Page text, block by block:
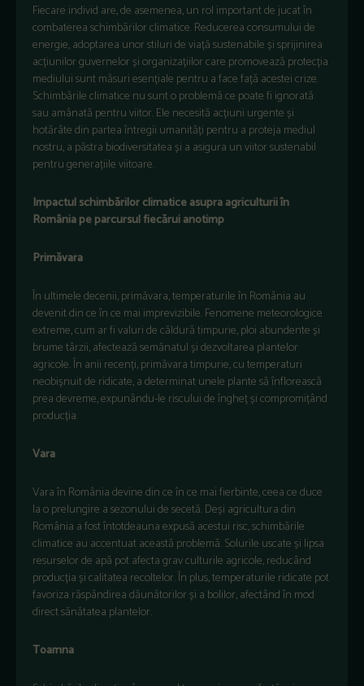
Fiecare individ are, de asemenea, un rol important de jucat în
combaterea schimbărilor climatice. Reducerea consumului de
energie, adoptarea unor stiluri de viață sustenabile și sprijinirea
acțiunilor guvernelor și organizațiilor care promovează protecția
mediului sunt măsuri esențiale pentru a face față acestei crize.
Schimbările climatice nu sunt o problemă ce poate fi ignorată
sau amânată pentru viitor. Ele necesită acțiuni urgente și
hotărâte din partea întregii umanități pentru a proteja mediul
nostru, a păstra biodiversitatea și a asigura un viitor sustenabil
pentru generațiile viitoare.
Impactul schimbărilor climatice asupra agriculturii în
România pe parcursul fiecărui anotimp
Primăvara
În ultimele decenii, primăvara, temperaturile în România au
devenit din ce în ce mai imprevizibile. Fenomene meteorologice
extreme, cum ar fi valuri de căldură timpurie, ploi abundente și
brume târzii, afectează semănatul și dezvoltarea plantelor
agricole. În anii recenți, primăvara timpurie, cu temperaturi
neobișnuit de ridicate, a determinat unele plante să înflorească
prea devreme, expunându-le riscului de îngheț și compromițând
producția.
Vara
Vara în România devine din ce în ce mai fierbinte, ceea ce duce
la o prelungire a sezonului de secetă. Deși agricultura din
România a fost întotdeauna expusă acestui risc, schimbările
climatice au accentuat această problemă. Solurile uscate și lipsa
resurselor de apă pot afecta grav culturile agricole, reducând
producția și calitatea recoltelor. În plus, temperaturile ridicate pot
favoriza răspândirea dăunătorilor și a bolilor, afectând în mod
direct sănătatea plantelor.
Toamna